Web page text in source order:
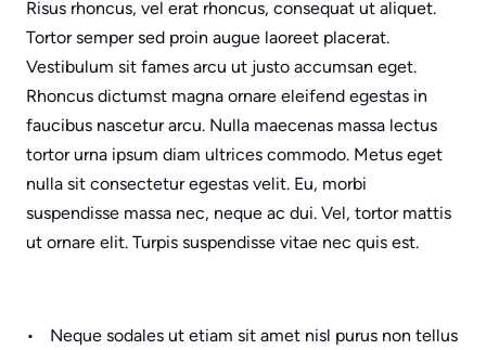
Painting
Cabinet Painting
Carpentry
Commercial
Call Dave
Risus rhoncus, vel erat rhoncus, consequat ut aliquet.
Tortor semper sed proin augue laoreet placerat.
Vestibulum sit fames arcu ut justo accumsan eget.
Rhoncus dictumst magna ornare eleifend egestas in
faucibus nascetur arcu. Nulla maecenas massa lectus
tortor urna ipsum diam ultrices commodo. Metus eget
nulla sit consectetur egestas velit. Eu, morbi
suspendisse massa nec, neque ac dui. Vel, tortor mattis
ut ornare elit. Turpis suspendisse vitae nec quis est.
Neque sodales ut etiam sit amet nisl purus non tellus